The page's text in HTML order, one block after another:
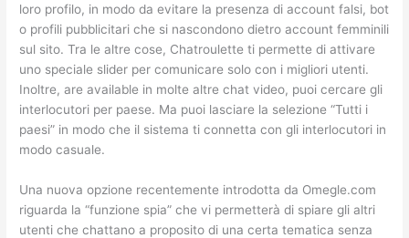
loro profilo, in modo da evitare la presenza di account falsi, bot
o profili pubblicitari che si nascondono dietro account femminili
sul sito. Tra le altre cose, Chatroulette ti permette di attivare
uno speciale slider per comunicare solo con i migliori utenti.
Inoltre, are available in molte altre chat video, puoi cercare gli
interlocutori per paese. Ma puoi lasciare la selezione “Tutti i
paesi” in modo che il sistema ti connetta con gli interlocutori in
modo casuale.
Una nuova opzione recentemente introdotta da Omegle.com
riguarda la “funzione spia” che vi permetterà di spiare gli altri
utenti che chattano a proposito di una certa tematica senza